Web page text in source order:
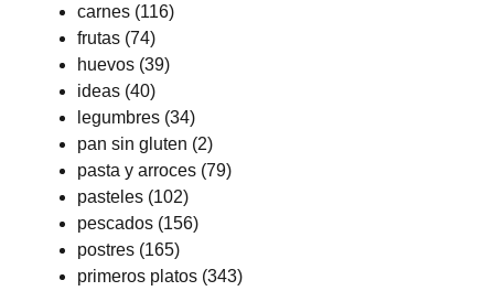
carnes (116)
frutas (74)
huevos (39)
ideas (40)
legumbres (34)
pan sin gluten (2)
pasta y arroces (79)
pasteles (102)
pescados (156)
postres (165)
primeros platos (343)